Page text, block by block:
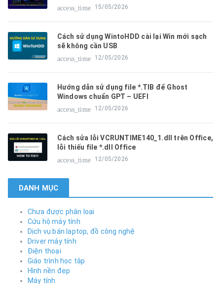
access_time 15/05/2026
Cách sử dụng WintoHDD cài lại Win mới sạch
sẽ không cần USB
access_time
12/05/2026
Hướng dẫn sử dụng file *.TIB để Ghost
Windows chuẩn GPT – UEFI
access_time
12/05/2026
Cách sửa lỗi VCRUNTIME140_1.dll trên Office,
lỗi thiếu file *.dll Office
access_time
12/05/2026
DANH MỤC
Chưa được phân loại
Cứu hộ máy tính
Dịch vụ bán laptop, đồ công nghệ
Driver máy tính
Điện thoại
Giáo trình học tập
Hình nền đẹp
Máy tính